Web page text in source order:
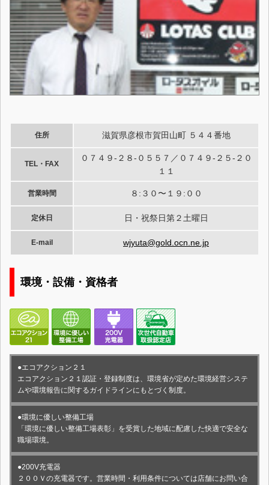
住所 滋賀県彦根市賀田山町 ５４４番地
TEL・FAX
０７４９-２８-０５５７／０７４９-２５-２０
１１
営業時間 ８:３０〜１９:００
定休日 日・祝祭日第２土曜日
E-mail wjyuta@gold.ocn.ne.jp
環境・設備・資格者
●エコアクション２１
エコアクション２１認証・登録制度は、環境省が定めた環境経営システ
ムや環境報告に関するガイドラインにもとづく制度。
●環境に優しい整備工場
「環境に優しい整備工場表彰」を受賞した地域に配慮した快適で安全な
職場環境。
●200V充電器
２００Ｖの充電器です。営業時間・利用条件については店舗にお問い合